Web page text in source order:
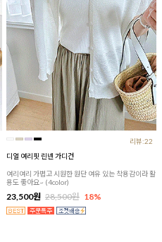
리뷰:22
디얼 여리핏 린넨 가디건
여리여리 가볍고 시원한 원단 여유 있는 착용감이라 활
용도 좋아요~ (4color)
23,500원 28,500원 18%